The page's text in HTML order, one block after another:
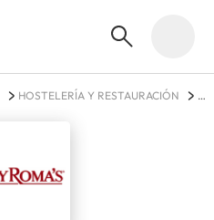
HOSTELERÍA Y RESTAURACIÓN